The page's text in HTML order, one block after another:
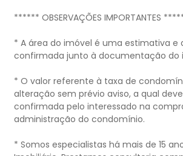
****** OBSERVAÇÕES IMPORTANTES
* A área do imóvel é uma estimativa e
confirmada junto à documentação do
* O valor referente à taxa de
alteração sem prévio aviso, a qual
confirmada pelo interessado na
administração do condomínio.
* Somos especialistas há mais de 15